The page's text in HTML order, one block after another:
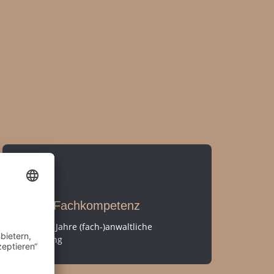
Hohe Fachkompetenz
Über 40 Jahre (fach-)anwaltliche
Erfahrung